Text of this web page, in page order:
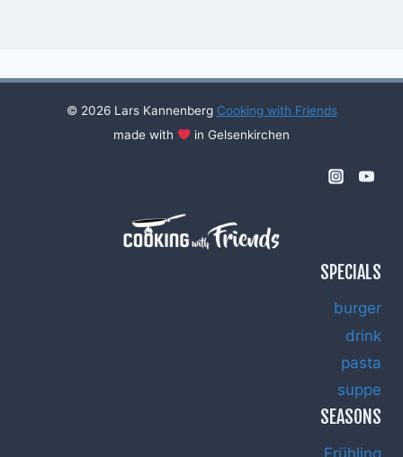
© 2026 Lars Kannenberg Cooking with Friends
made with
in Gelsenkirchen
SPECIALS
burger
drink
pasta
suppe
SEASONS
Frühling